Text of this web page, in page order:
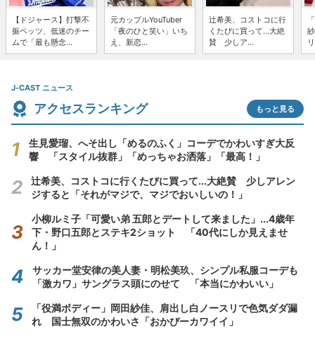
【ドジャース】打撃不
振ベッツ、低迷のチー
ムで「最も懸念...
元カップルYouTuber
「夜のひと笑い」いち
え、新恋...
辻希美、コストコに行
くたびに買って...大絶
賛 少しア...
J-CAST ニュース
アクセスランキング もっと見る
生見愛瑠、へそ出し「めるのふく」コーデでかわいすぎ大反
響 「スタイル抜群」「めっちゃお洒落」「最高！」
辻希美、コストコに行くたびに買って...大絶賛 少しアレン
ジすると「それがマジで、マジでおいしいの！」
小柳ルミ子「可愛い弟 五郎とデートして来ました」...4歳年
下・野口五郎とステキ2ショット 「40代にしか見えませ
ん！」
サッカー堂安律の美人妻・明松美玖、シンプル私服コーデも
「激カワ」サングラス頭にのせて 「本当にかわいい」
「役満ボディー」岡田紗佳、肩出し白ノースリで色気ダダ漏
れ 国士無双のかわいさ「おかぴーカワイイ」